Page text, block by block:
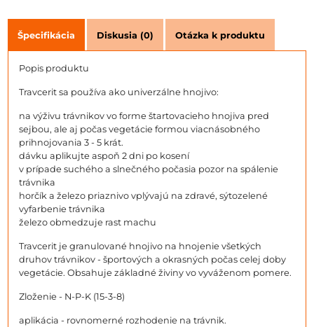
Špecifikácia Diskusia (0) Otázka k produktu
Popis produktu
Travcerit sa používa ako univerzálne hnojivo:
na výživu trávnikov vo forme štartovacieho hnojiva pred
sejbou, ale aj počas vegetácie formou viacnásobného
prihnojovania 3 - 5 krát.
dávku aplikujte aspoň 2 dni po kosení
v prípade suchého a slnečného počasia pozor na spálenie
trávnika
horčík a železo priaznivo vplývajú na zdravé, sýtozelené
vyfarbenie trávnika
železo obmedzuje rast machu
Travcerit je granulované hnojivo na hnojenie všetkých
druhov trávnikov - športových a okrasných počas celej doby
vegetácie. Obsahuje základné živiny vo vyváženom pomere.
Zloženie - N-P-K (15-3-8)
aplikácia - rovnomerné rozhodenie na trávnik.